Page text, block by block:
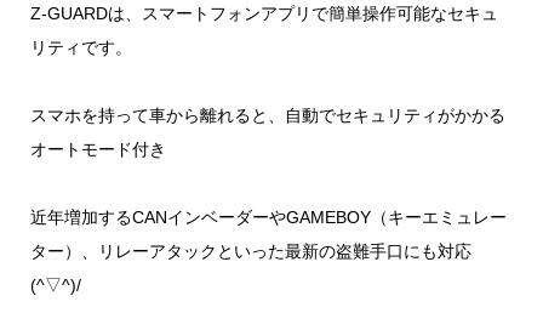
Z-GUARDは、スマートフォンアプリで簡単操作可能なセキュ
リティです。
スマホを持って車から離れると、自動でセキュリティがかかる
オートモード付き
近年増加するCANインベーダーやGAMEBOY（キーエミュレー
ター）、リレーアタックといった最新の盗難手口にも対応
(^▽^)/